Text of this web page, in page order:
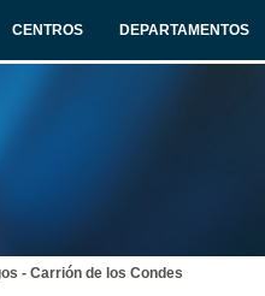
CENTROS DEPARTAMENTOS
- Carrión de los Condes